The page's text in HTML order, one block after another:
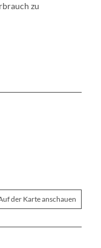
zu
der Karte anschauen